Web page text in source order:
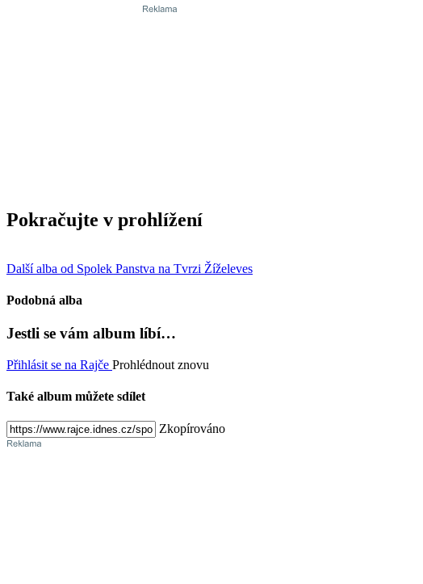
Pokračujte v prohlížení
Další alba od Spolek Panstva na Tvrzi Žíželeves
Podobná alba
Jestli se vám album líbí…
Přihlásit se na Rajče Prohlédnout znovu
Také album můžete sdílet
Zkopírováno